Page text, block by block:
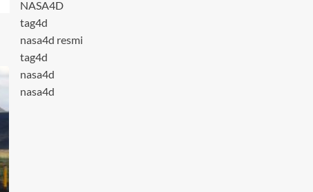
NASA4D
tag4d
nasa4d resmi
tag4d
nasa4d
nasa4d